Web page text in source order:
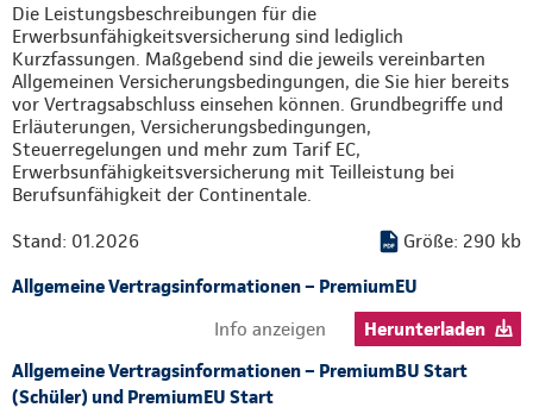
Die Leistungsbeschreibungen für die
Erwerbsunfähigkeitsversicherung sind lediglich
Kurzfassungen. Maßgebend sind die jeweils vereinbarten
Allgemeinen Versicherungsbedingungen, die Sie hier bereits
vor Vertragsabschluss einsehen können. Grundbegriffe und
Erläuterungen, Versicherungsbedingungen,
Steuerregelungen und mehr zum Tarif EC,
Erwerbsunfähigkeitsversicherung mit Teilleistung bei
Berufsunfähigkeit der Continentale.
Stand: 01.2026
Größe: 290 kb
Allgemeine Vertragsinformationen – PremiumEU
Info anzeigen
Herunterladen
Allgemeine Vertragsinformationen – PremiumBU Start
(Schüler) und PremiumEU Start